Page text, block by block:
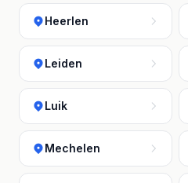
Heerlen
Leiden
Luik
Mechelen